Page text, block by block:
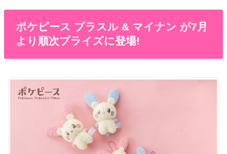
ポケピース プラスル & マイナン が7月
より順次プライズに登場!